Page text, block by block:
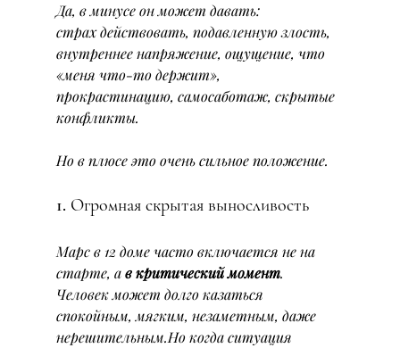
Да, в минусе он может давать:
страх действовать, подавленную злость,
внутреннее напряжение, ощущение, что
«меня что-то держит»,
прокрастинацию, самосаботаж, скрытые
конфликты.
Но в плюсе это очень сильное положение.
1. Огромная скрытая выносливость
Марс в 12 доме часто включается не на
старте, а в критический момент.
Человек может долго казаться
спокойным, мягким, незаметным, даже
нерешительным.Но когда ситуация